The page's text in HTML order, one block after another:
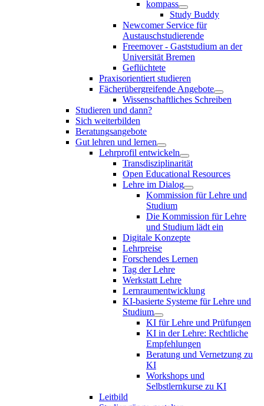
kompass
Study Buddy
Newcomer Service für
Austauschstudierende
Freemover - Gaststudium an der
Universität Bremen
Geflüchtete
Praxisorientiert studieren
Fächerübergreifende Angebote
Wissenschaftliches Schreiben
Studieren und dann?
Sich weiterbilden
Beratungsangebote
Gut lehren und lernen
Lehrprofil entwickeln
Transdisziplinarität
Open Educational Resources
Lehre im Dialog
Kommission für Lehre und
Studium
Die Kommission für Lehre
und Studium lädt ein
Digitale Konzepte
Lehrpreise
Forschendes Lernen
Tag der Lehre
Werkstatt Lehre
Lernraumentwicklung
KI-basierte Systeme für Lehre und
Studium
KI für Lehre und Prüfungen
KI in der Lehre: Rechtliche
Empfehlungen
Beratung und Vernetzung zu
KI
Workshops und
Selbstlernkurse zu KI
Leitbild